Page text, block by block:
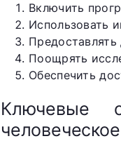
Включить
Использовать
Поощрять
Обеспечить
Ключевые